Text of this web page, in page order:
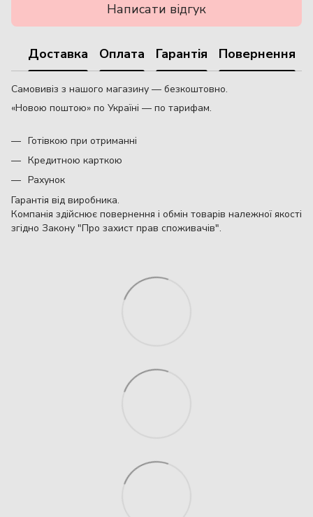
Написати відгук
Доставка Оплата Гарантія Повернення
Самовивіз з нашого магазину — безкоштовно.
«Новою поштою» по Україні — по тарифам.
Готівкою при отриманні
Кредитною карткою
Рахунок
Гарантія від виробника.
Компанія здійснює повернення і обмін товарів належної якості
згідно Закону "Про захист прав споживачів".